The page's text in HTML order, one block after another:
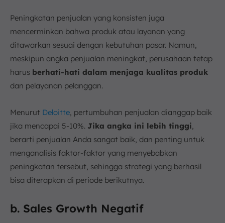
Peningkatan penjualan yang konsisten juga
mencerminkan bahwa produk atau layanan yang
ditawarkan sesuai dengan kebutuhan pasar. Namun,
meskipun angka penjualan meningkat, perusahaan tetap
harus berhati-hati dalam menjaga kualitas produk
dan pelayanan pelanggan.
Menurut Deloitte, pertumbuhan penjualan dianggap baik
jika mencapai 5-10%. Jika angka ini lebih tinggi,
berarti penjualan Anda sangat baik, dan penting untuk
menganalisis faktor-faktor yang menyebabkan
peningkatan tersebut, sehingga strategi yang berhasil
bisa diterapkan di periode berikutnya.
b. Sales Growth Negatif